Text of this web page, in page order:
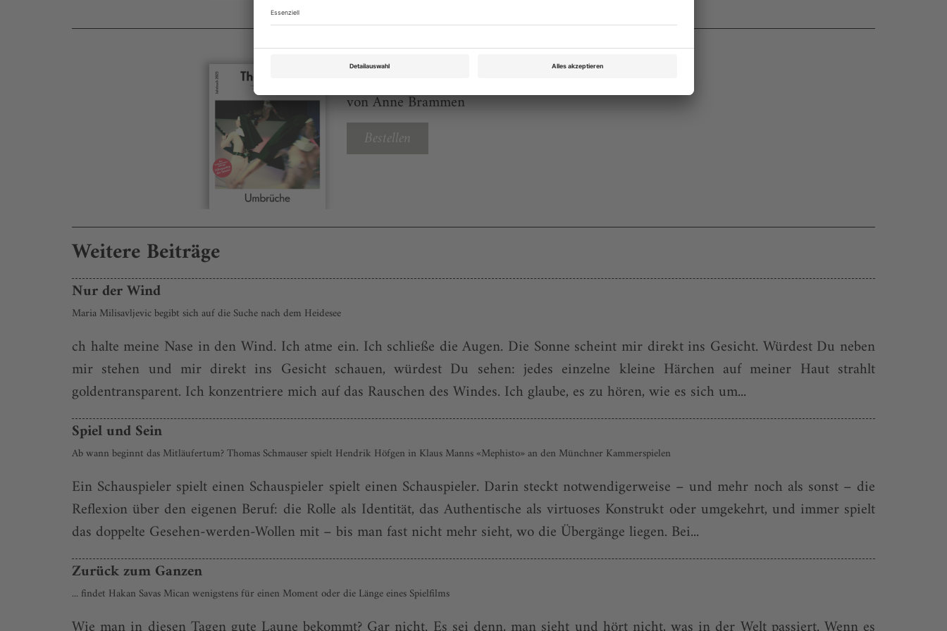
Theater heute Jahrbuch 2025
von Anne Brammen
Bestellen
Weitere Beiträge
Nur der Wind
Maria Milisavljevic begibt sich auf die Suche nach dem Heidesee
ch halte meine Nase in den Wind. Ich atme ein. Ich schließe die Augen. Die Sonne scheint mir direkt ins Gesicht. Würdest Du neben
mir stehen und mir direkt ins Gesicht schauen, würdest Du sehen: jedes einzelne kleine Härchen auf meiner Haut strahlt
goldentransparent. Ich konzentriere mich auf das Rauschen des Windes. Ich glaube, es zu hören, wie es sich um...
Spiel und Sein
Ab wann beginnt das Mitläufertum? Thomas Schmauser spielt Hendrik Höfgen in Klaus Manns «Mephisto» an den Münchner Kammerspielen
Ein Schauspieler spielt einen Schauspieler spielt einen Schauspieler. Darin steckt notwendigerweise – und mehr noch als sonst – die
Reflexion über den eigenen Beruf: die Rolle als Identität, das Authentische als virtuoses Konstrukt oder umgekehrt, und immer spielt
das doppelte Gesehen-werden-Wollen mit – bis man fast nicht mehr sieht, wo die Übergänge liegen. Bei...
Zurück zum Ganzen
... findet Hakan Savas Mican wenigstens für einen Moment oder die Länge eines Spielfilms